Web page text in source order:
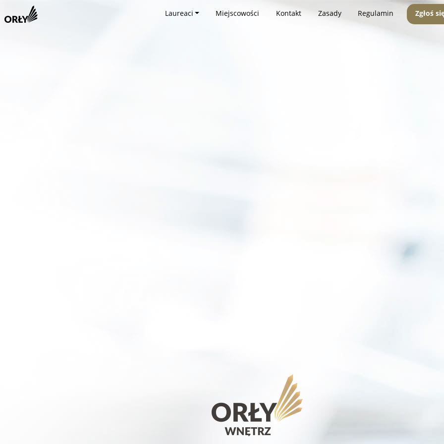
Laureaci Miejscowości Kontakt Zasady Regulamin Zgłoś